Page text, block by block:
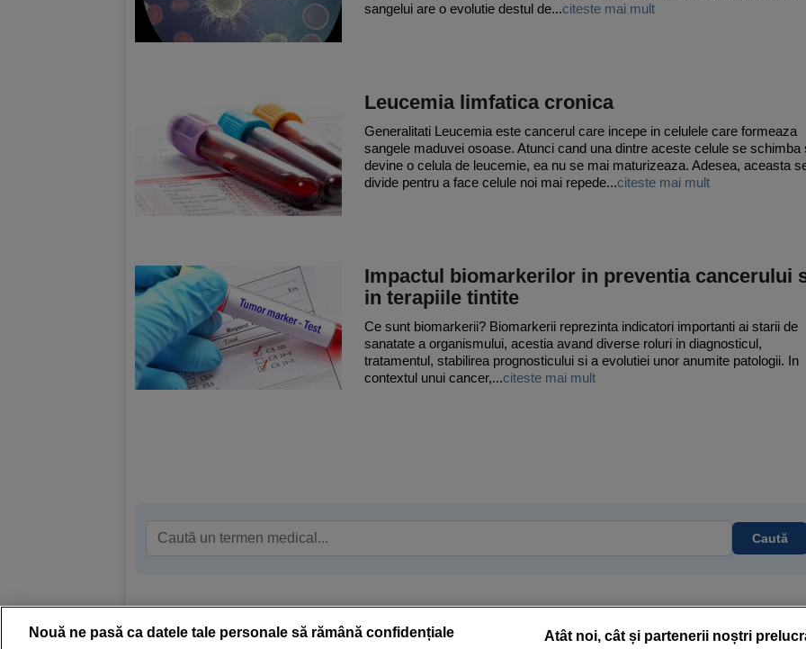
sangelui are o evolutie destul de...citeste mai mult
Leucemia limfatica cronica
Generalitati Leucemia este cancerul care incepe in celulele care formeaza
sangele maduvei osoase. Atunci cand una dintre aceste celule se schimba
devine o celula de leucemie, ea nu se mai maturizeaza. Adesea, aceasta
divide pentru a face celule noi mai repede...citeste mai mult
Impactul biomarkerilor in preventia cancerului
in terapiile tintite
Ce sunt biomarkerii? Biomarkerii reprezinta indicatori importanti ai starii de
sanatate a organismului, acestia avand diverse roluri in diagnosticul,
tratamentul, stabilirea prognosticului si a evolutiei unor anumite patologii. In
contextul unui cancer,...citeste mai mult
Caută
Nouă ne pasă ca datele tale personale să rămână confidențiale Atât noi, cât și partenerii noștri